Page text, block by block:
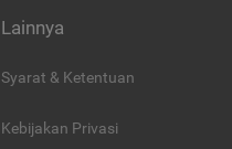
Lainnya
Syarat & Ketentuan
Kebijakan Privasi